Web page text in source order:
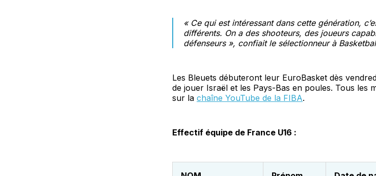
« Ce qui est intéressant dans cette génération,
différents. On a des shooteurs, des joueurs
défenseurs», confiait le sélectionneur à
Les Bleuets débuteront leur EuroBasket dès
de jouer Israël et les Pays-Bas en poules. Tous les
sur la chaîne YouTube de la FIBA.
Effectif équipe de France U16 :